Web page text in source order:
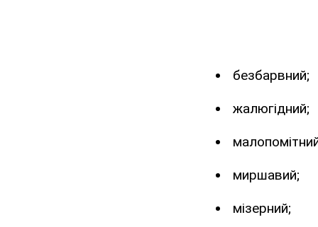
безбарвний;
жалюгідний;
миршавий;
мізерний;